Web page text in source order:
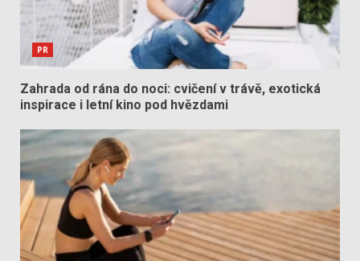
PR
Zahrada od rána do noci: cvičení v trávě, exotická
inspirace i letní kino pod hvězdami